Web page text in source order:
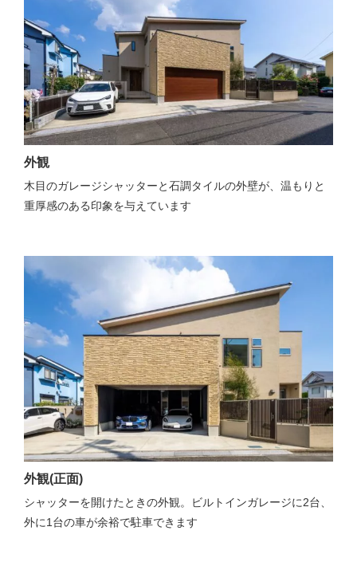
外観
木目のガレージシャッターと石調タイルの外壁が、温もりと
重厚感のある印象を与えています
外観(正面)
シャッターを開けたときの外観。ビルトインガレージに2台、
外に1台の車が余裕で駐車できます